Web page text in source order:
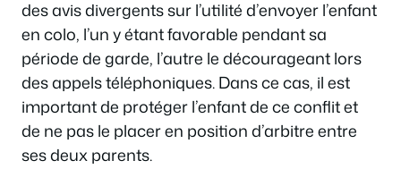
des avis divergents sur l’utilité d’envoyer l’enfant
en colo, l’un y étant favorable pendant sa
période de garde, l’autre le décourageant lors
des appels téléphoniques. Dans ce cas, il est
important de protéger l’enfant de ce conflit et
de ne pas le placer en position d’arbitre entre
ses deux parents.